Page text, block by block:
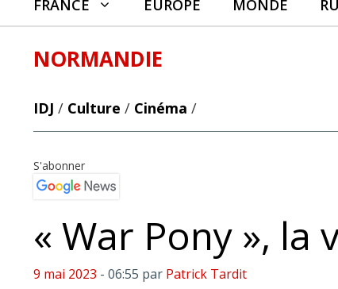
FRANCE EUROPE MONDE
NORMANDIE
IDJ / Culture / Cinéma /
S'abonner
« War Pony », la
9 mai 2023 - 06:55 par Patrick Tardit